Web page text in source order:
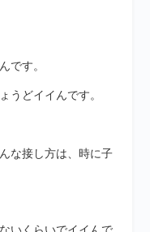
です。
うどイイんです。
な接し方は、時に子